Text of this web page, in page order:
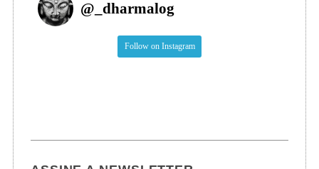
@ _dharmalog
Follow on Instagram